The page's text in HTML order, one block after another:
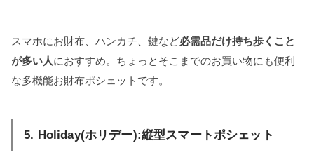
スマホにお財布、ハンカチ、鍵など必需品だけ持ち歩くこと
が多い人におすすめ。ちょっとそこまでのお買い物にも便利
な多機能お財布ポシェットです。
5. Holiday(ホリデー):縦型スマートポシェット